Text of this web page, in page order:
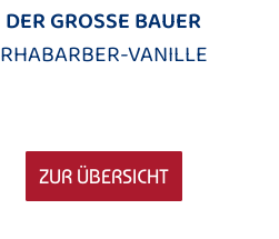
DER GROSSE BAUER
RHABARBER-VANILLE
ZUR ÜBERSICHT